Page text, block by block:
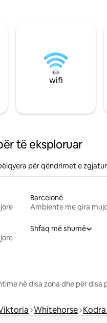
wifi
të eksploruar
për qëndrimet e
Barcelonë
Ambiente me qira
Shfaq më shumë
në disa zona dhe për disa
Whitehorse Kodra